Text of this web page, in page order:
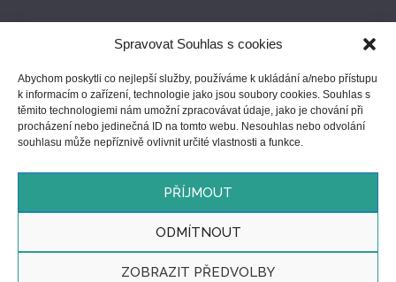
Spravovat Souhlas s cookies
Abychom poskytli co nejlepší služby, používáme k ukládání a/nebo přístupu
k informacím o zařízení, technologie jako jsou soubory cookies. Souhlas s
těmito technologiemi nám umožní zpracovávat údaje, jako je chování při
procházení nebo jedinečná ID na tomto webu. Nesouhlas nebo odvolání
souhlasu může nepříznivě ovlivnit určité vlastnosti a funkce.
PŘÍJMOUT
ODMÍTNOUT
ZOBRAZIT PŘEDVOLBY
Prohlášení o přístupnosti
GDPR